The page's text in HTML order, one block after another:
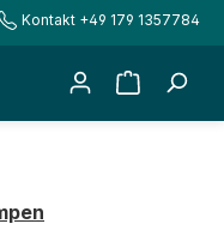
Kontakt +49 179 1357784